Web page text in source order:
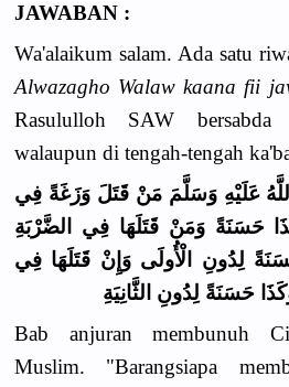
JAWABAN :
Wa'alaikum salam. Ada satu
Alwazagho Walaw kaana fii
Rasululloh SAW
walaupun di tengah-tengah
عَلَيْهِ وَسَلَّمَ مَنْ قَتَلَ وَزَغَةً فِي
حَسَنَةً وَمَنْ قَتَلَهَا فِي الضَّرْبَةِ
لِدُونِ الْأُولَى وَإِنْ قَتَلَهَا فِي
حَسَنَةً لِدُونِ الثَّانِيَةِ
Bab anjuran membunuh
Muslim. "Barangsiapa